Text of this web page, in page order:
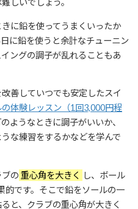
しいでしょう。
に鉛を使ってうまくいったか
に鉛を使うと余計なチューニン
ングの調子が乱れることもあ
善していつでも安定したスイ
体験レッスン（1回3,000円程
ようなときに調子がいいか、
な練習をするかなどを学んで
の 重心角を大きく し、ボール
的です。そこで鉛をソールの一
と、クラブの重心角が大きく